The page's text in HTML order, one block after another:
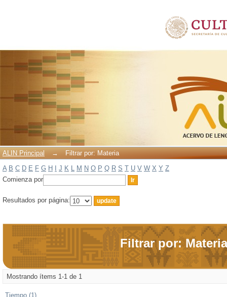
ALIN Principal →
Filtrar por: Materia
A B C D E F G H J K L M N O P Q R S T U V W X Y Z
Comienza por
Resultados por página:
Filtrar por: Materia
Mostrando ítems 1-1 de 1
Tiempo (1)